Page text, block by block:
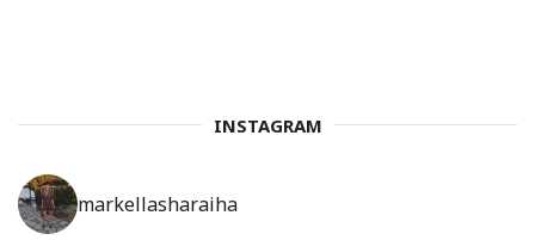
INSTAGRAM
markellasharaiha